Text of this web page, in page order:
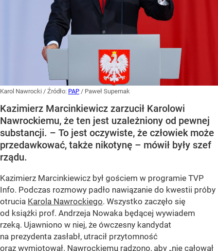
Karol Nawrocki / Źródło: PAP / Paweł Supernak
Kazimierz Marcinkiewicz zarzucił Karolowi
Nawrockiemu, że ten jest uzależniony od pewnej
substancji. – To jest oczywiste, że człowiek może
przedawkować, także nikotynę – mówił były szef
rządu.
Kazimierz Marcinkiewicz był gościem w programie TVP
Info. Podczas rozmowy padło nawiązanie do kwestii próby
otrucia Karola Nawrockiego. Wszystko zaczęło się
od książki prof. Andrzeja Nowaka będącej wywiadem
rzeką. Ujawniono w niej, że ówczesny kandydat
na prezydenta zasłabł, utracił przytomność
oraz wymiotował. Nawrockiemu radzono, aby „nie całował